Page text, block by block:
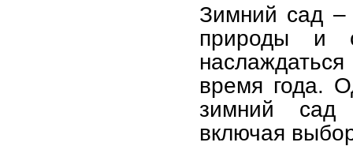
Зимний сад –
природы и
время года.
зимний сад
включая